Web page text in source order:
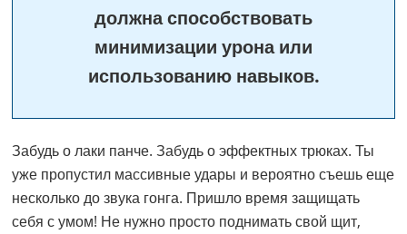
должна способствовать
минимизации урона или
использованию навыков.
Забудь о лаки панче. Забудь о эффектных трюках. Ты
уже пропустил массивные удары и вероятно съешь еще
несколько до звука гонга. Пришло время защищать
себя с умом! Не нужно просто поднимать свой щит,